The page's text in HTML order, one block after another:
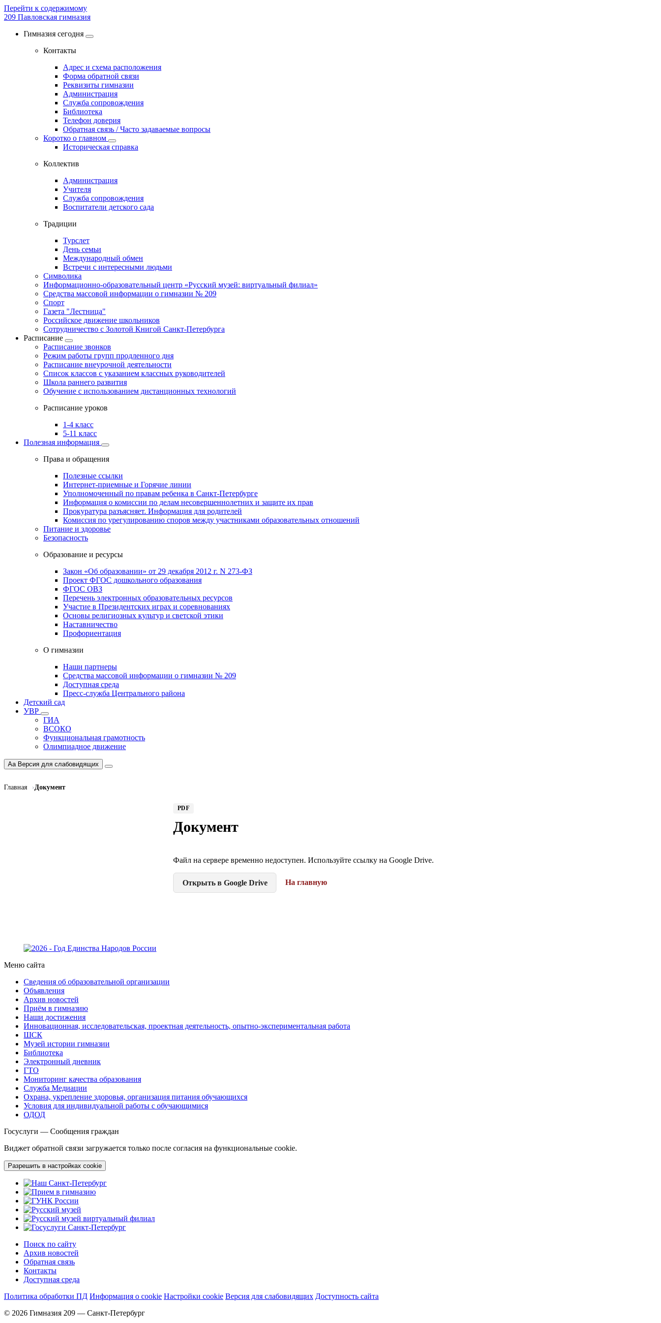
Перейти к содержимому
209 Павловская гимназия
Гимназия сегодня
Контакты
Адрес и схема расположения
Форма обратной связи
Реквизиты гимназии
Администрация
Служба сопровождения
Библиотека
Телефон доверия
Обратная связь / Часто задаваемые вопросы
Коротко о главном
Историческая справка
Коллектив
Администрация
Учителя
Служба сопровождения
Воспитатели детского сада
Традиции
Турслет
День семьи
Международный обмен
Встречи с интересными людьми
Символика
Информационно-образовательный центр «Русский музей: виртуальный филиал»
Средства массовой информации о гимназии № 209
Спорт
Газета "Лестница"
Российское движение школьников
Сотрудничество с Золотой Книгой Санкт-Петербурга
Расписание
Расписание звонков
Режим работы групп продленного дня
Расписание внеурочной деятельности
Список классов с указанием классных руководителей
Школа раннего развития
Обучение с использованием дистанционных технологий
Расписание уроков
1-4 класс
5-11 класс
Полезная информация
Права и обращения
Полезные ссылки
Интернет-приемные и Горячие линии
Уполномоченный по правам ребенка в Санкт-Петербурге
Информация о комиссии по делам несовершеннолетних и защите их прав
Прокуратура разъясняет. Информация для родителей
Комиссия по урегулированию споров между участниками образовательных отношений
Питание и здоровье
Безопасность
Образование и ресурсы
Закон «Об образовании» от 29 декабря 2012 г. N 273-ФЗ
Проект ФГОС дошкольного образования
ФГОС ОВЗ
Перечень электронных образовательных ресурсов
Участие в Президентских играх и соревнованиях
Основы религиозных культур и светской этики
Наставничество
Профориентация
О гимназии
Наши партнеры
Средства массовой информации о гимназии № 209
Доступная среда
Пресс-служба Центрального района
Детский сад
УВР
ГИА
ВСОКО
Функциональная грамотность
Олимпиадное движение
Aa Версия для слабовидящих
Главная Документ
PDF
Документ
Файл на сервере временно недоступен. Используйте ссылку на Google Drive.
Открыть в Google Drive На главную
Меню сайта
Сведения об образовательной организации
Объявления
Архив новостей
Приём в гимназию
Наши достижения
Инновационная, исследовательская, проектная деятельность, опытно-экспериментальная работа
ШСК
Музей истории гимназии
Библиотека
Электронный дневник
ГТО
Мониторинг качества образования
Служба Медиации
Охрана, укрепление здоровья, организация питания обучающихся
Условия для индивидуальной работы с обучающимися
ОДОД
Госуслуги — Сообщения граждан
Виджет обратной связи загружается только после согласия на функциональные cookie.
Разрешить в настройках cookie
Поиск по сайту
Архив новостей
Обратная связь
Контакты
Доступная среда
Политика обработки ПД Информация о cookie Настройки cookie Версия для слабовидящих Доступность сайта
© 2026 Гимназия 209 — Санкт-Петербург